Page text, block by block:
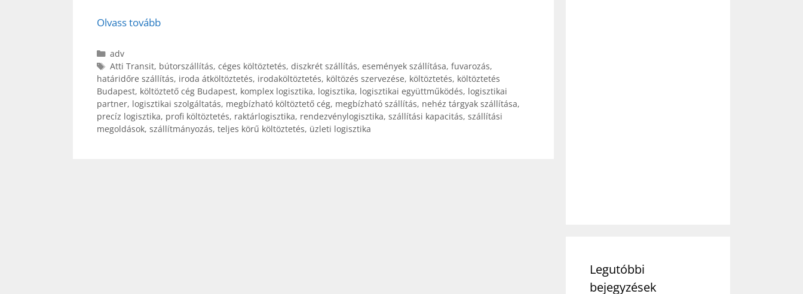
Olvass tovább
Kategória
adv
Címkék
Atti Transit, bútorszállítás, céges költöztetés, diszkrét szállítás, események szállítása, fuvarozás,
határidőre szállítás, iroda átköltöztetés, irodaköltöztetés, költözés szervezése, költöztetés, költöztetés
Budapest, költöztető cég Budapest, komplex logisztika, logisztika, logisztikai együttműködés, logisztikai
partner, logisztikai szolgáltatás, megbízható költöztető cég, megbízható szállítás, nehéz tárgyak szállítása,
precíz logisztika, profi költöztetés, raktárlogisztika, rendezvénylogisztika, szállítási kapacitás, szállítási
megoldások, szállítmányozás, teljes körű költöztetés, üzleti logisztika
Legutóbbi
bejegyzések